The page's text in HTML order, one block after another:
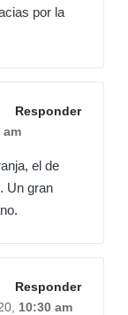
por la
Responder
am
el de
Un gran
Responder
10:30 am